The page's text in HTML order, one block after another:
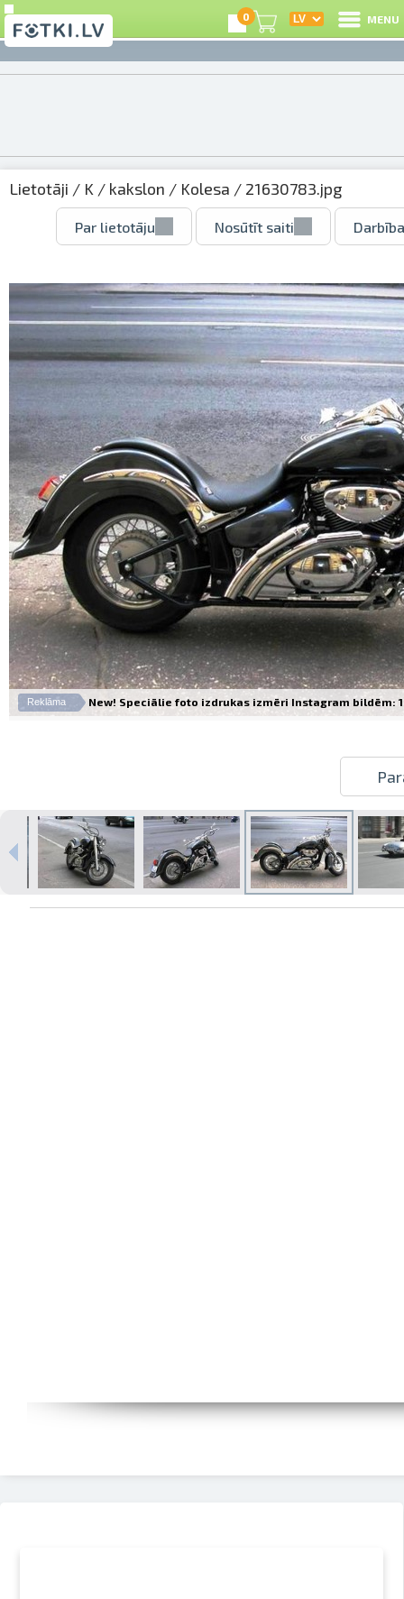
Izdrukas 1h laikā Rīgā – pasūtiet
tiešsaistē
Dažādi formāti un papīra veidi
0 MENU
Lietotāji / K / kakslon / Kolesa / 21630783.jpg
Par lietotāju Nosūtīt saiti
Reklāma New! Speciālie foto izdrukas izmēri Instagram bildēm: